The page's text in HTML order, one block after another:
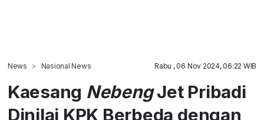
News Nasional News Rabu , 06 Nov 2024, 06:22 WIB
Kaesang NebengJet Pribadi
Dinilai KPK Berbeda dengan